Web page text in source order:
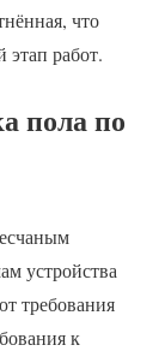
что
этап работ.
пола по
устройства
требования
к